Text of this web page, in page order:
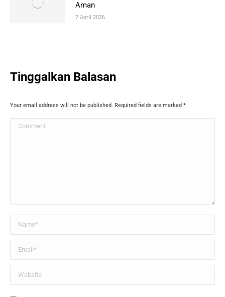
Aman
7 April 2026
Tinggalkan Balasan
Your email address will not be published. Required fields are marked *
Comment
Email *
Website